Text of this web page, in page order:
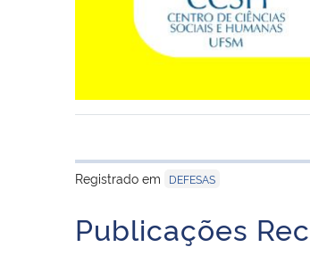
Registrado em
DEFESAS
Publicações